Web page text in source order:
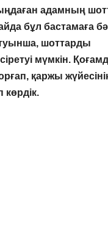
адамның
бұл бастамаға
шоттарды
мүмкін.
қаржы
көрдік.